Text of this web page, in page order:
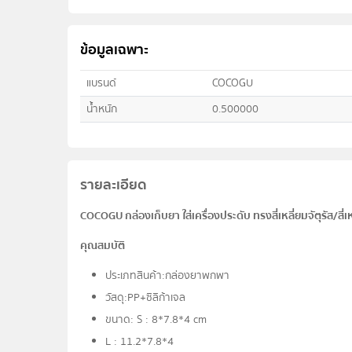
ข้อมูลเฉพาะ
แบรนด์
COCOGU
น้ำหนัก
0.500000
รายละเอียด
COCOGU กล่องเก็บยา ใส่เครื่องประดับ ทรงสี่เหลี่ยมจัตุรัส/
คุณสมบัติ
ประเภทสินค้า:กล่องยาพกพา
วัสดุ:PP+ซิลิก้าเจล
ขนาด: S : 8*7.8*4 cm
L : 11.2*7.8*4